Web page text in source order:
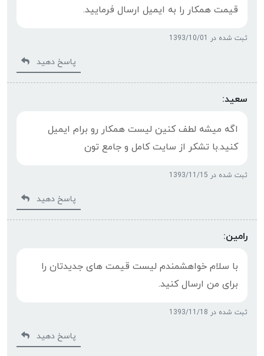
قیمت همکار را به ایمیل ارسال فرمایید.
ثبت شده در 1393/10/01
پاسخ دهید
سعید:
اگه میشه لطف کنین لیست همکار رو برام ایمیل
کنید.با تشکر از سایت کامل و جامع تون
ثبت شده در 1393/11/15
پاسخ دهید
رامین:
با سلام خواهشمندم لیست قیمت های جدیدتان را
برای من ارسال کنید.
ثبت شده در 1393/11/18
پاسخ دهید